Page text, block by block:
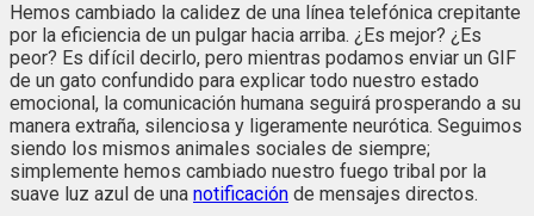
Hemos cambiado la calidez de una línea telefónica crepitante
por la eficiencia de un pulgar hacia arriba. ¿Es mejor? ¿Es
peor? Es difícil decirlo, pero mientras podamos enviar un GIF
de un gato confundido para explicar todo nuestro estado
emocional, la comunicación humana seguirá prosperando a su
manera extraña, silenciosa y ligeramente neurótica. Seguimos
siendo los mismos animales sociales de siempre;
simplemente hemos cambiado nuestro fuego tribal por la
suave luz azul de una notificación de mensajes directos.